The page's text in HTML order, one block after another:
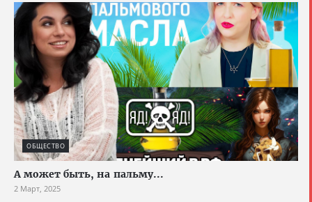
ОБЩЕСТВО
А может быть, на пальму...
2 Март, 2025